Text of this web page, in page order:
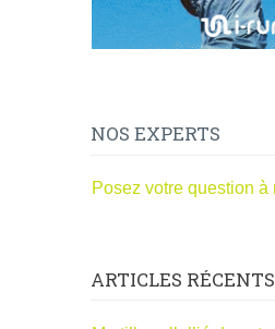
NOS EXPERTS
Posez votre question à
ARTICLES RÉCENTS